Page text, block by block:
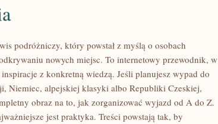
podróżniczy, który powstał z myślą o osobach
nowych miejsc. To internetowy przewodnik, w
inspiracje z konkretną wiedzą. Jeśli planujesz wypad do
Niemiec, alpejskiej klasyki albo Republiki Czeskiej,
obraz na to, jak zorganizować wyjazd od A do Z.
jest praktyka. Treści powstają tak, by